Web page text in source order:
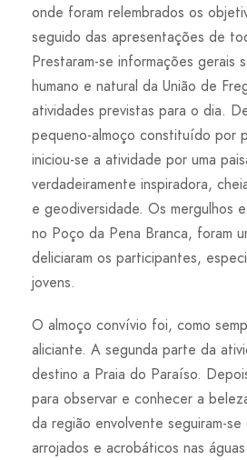
onde foram relembrados os
seguido das apresentações de
Prestaram-se informações gerais
humano e natural da União de
atividades previstas para o dia.
pequeno-almoço constituído por
iniciou-se a atividade por uma
verdadeiramente inspiradora,
e geodiversidade. Os mergulhos
no Poço da Pena Branca, foram
deliciaram os participantes,
jovens.
O almoço convívio foi, como
aliciante. A segunda parte da
destino a Praia do Paraíso.
para observar e conhecer a
da região envolvente seguiram-se
arrojados e acrobáticos nas